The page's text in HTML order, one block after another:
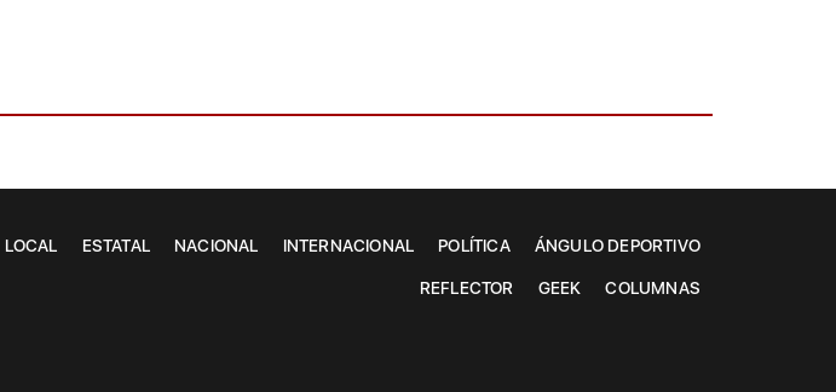
LOCAL ESTATAL NACIONAL INTERNACIONAL POLÍTICA ÁNGULO DEPORTIVO
REFLECTOR GEEK COLUMNAS